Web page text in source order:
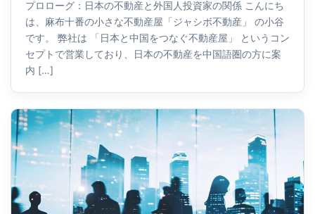
プロローグ：日本の不動産と外国人投資家の関係 こんにち
は、麻布十番の小さな不動産屋「ジャシボ不動産」 の小谷
です。 弊社は 「日本と中国をつなぐ不動産屋」 というコン
セプトで営業しており、日本の不動産を中国語圏の方に案
内 […]